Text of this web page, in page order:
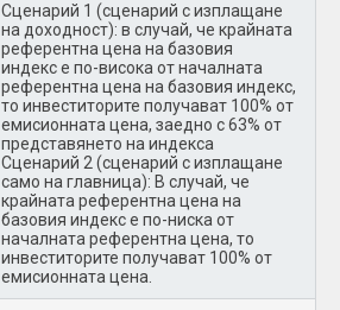
Сценарий 1 (сценарий с изплащане
на доходност): в случай, че крайната
референтна цена на базовия
индекс е по-висока от началната
референтна цена на базовия индекс,
то инвеститорите получават 100% от
емисионната цена, заедно с 63% от
представянето на индекса
Сценарий 2 (сценарий с изплащане
само на главница): В случай, че
крайната референтна цена на
базовия индекс е по-ниска от
началната референтна цена, то
инвеститорите получават 100% от
емисионната цена.